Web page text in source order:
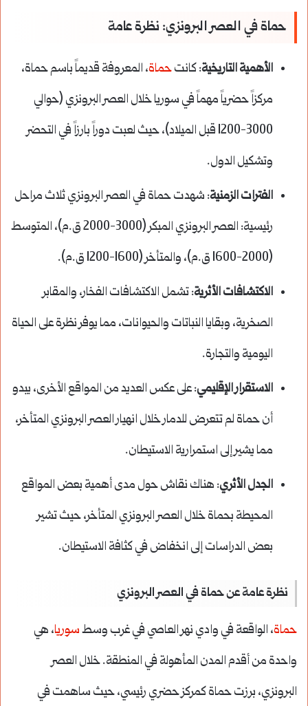
حماة في العصر البرونزي: نظرة عامة
الأهمية التاريخية: كانتحماة، المعروفة قديماً باسم حماة،
مركزاً حضرياً مهماً في سوريا خلال العصر البرونزي (حوالي
3000-1200 قبل الميلاد)، حيث لعبت دوراً بارزاً في التحضر
وتشكيل الدول.
الفترات الزمنية: شهدت حماة في العصر البرونزي ثلاث مراحل
رئيسية: العصر البرونزي المبكر (3000-2000 ق.م)، المتوسط
(2000-1600 ق.م)، والمتأخر (1600-1200 ق.م).
الاكتشافات الأثرية: تشمل الاكتشافات الفخار، والمقابر
الصخرية، وبقايا النباتات والحيوانات، مما يوفر نظرة على الحياة
اليومية والتجارة.
الاستقرار الإقليمي: على عكس العديد من المواقع الأخرى، يبدو
أن حماة لم تتعرض للدمار خلال انهيار العصر البرونزي المتأخر،
مما يشير إلى استمرارية الاستيطان.
الجدل الأثري: هناك نقاش حول مدى أهمية بعض المواقع
المحيطة بحماة خلال العصر البرونزي المتأخر، حيث تشير
بعض الدراسات إلى انخفاض في كثافة الاستيطان.
نظرة عامة عن حماة في العصر البرونزي
حماة، الواقعة في وادي نهر العاصي في غرب وسطسوريا، هي
واحدة من أقدم المدن المأهولة في المنطقة. خلال العصر
البرونزي، برزت حماة كمركز حضري رئيسي، حيث ساهمت في